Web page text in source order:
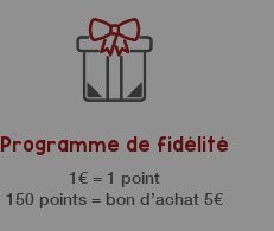
Programme de fidélité
1€ = 1 point
150 points = bon d’achat 5€